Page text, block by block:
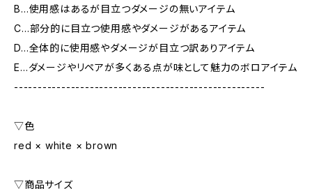
B…使用感はあるが目立つダメージの無いアイテム
C…部分的に目立つ使用感やダメージがあるアイテム
D…全体的に使用感やダメージが目立つ訳ありアイテム
E…ダメージやリペアが多くある点が味として魅力のボロアイテム
-----------------------------------------------------
▽色
red × white × brown
▽商品サイズ